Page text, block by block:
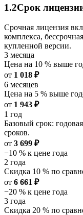
1.2Срок
Срочная лицензия
комплекса,
купленной версии.
3 месяца
Цена на 10 % выше
от 1 018 ₽
6 месяцев
Цена на 5 % выше
от 1 943 ₽
1 год
Базовый срок:
сроков.
от 3 699 ₽
−10 % к цене года
2 года
Скидка 10 % по
от 6 661 ₽
−20 % к цене года
3 года
Скидка 20 % по